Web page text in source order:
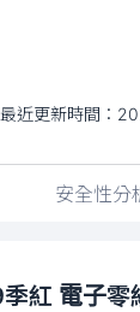
最近更新時間：
安全性分
紅 電子